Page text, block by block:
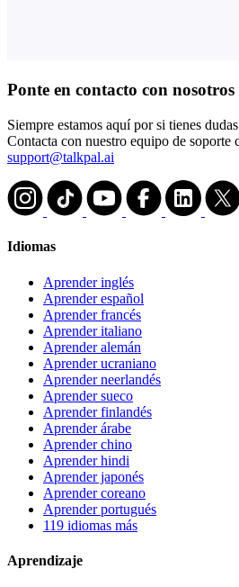
Ponte en contacto con nosotros
Siempre estamos aquí por si tienes
Contacta con nuestro equipo de soporte
support@talkpal.ai
Idiomas
Aprender inglés
Aprender español
Aprender francés
Aprender italiano
Aprender alemán
Aprender ucraniano
Aprender neerlandés
Aprender sueco
Aprender finlandés
Aprender árabe
Aprender chino
Aprender hindi
Aprender japonés
Aprender coreano
Aprender portugués
119 idiomas más
Aprendizaje